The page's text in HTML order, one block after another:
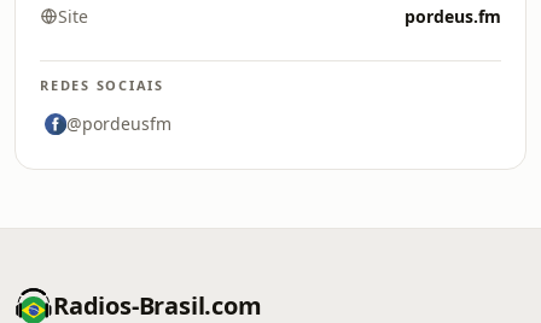
Site pordeus.fm
REDES SOCIAIS
@pordeusfm
Radios-Brasil.com